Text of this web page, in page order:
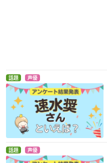
話題 声優
話題 声優